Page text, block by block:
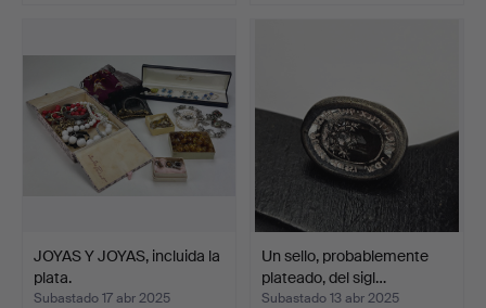
JOYAS Y JOYAS, incluida la
plata.
Subastado 17 abr 2025
Un sello, probablemente
plateado, del sigl…
Subastado 13 abr 2025